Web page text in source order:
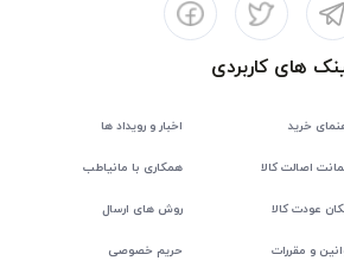
های کاربردی
خرید اخبار و رویداد ها
اصالت کالا همکاری با مانیاطب
عودت کالا روش های ارسال
و مقررات حریم خصوصی